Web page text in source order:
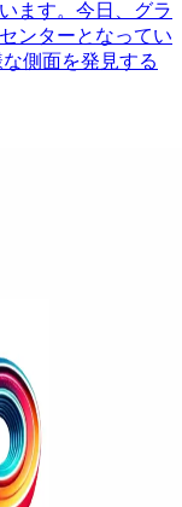
ます。今日、グラ
ンターとなってい
側面を発見する